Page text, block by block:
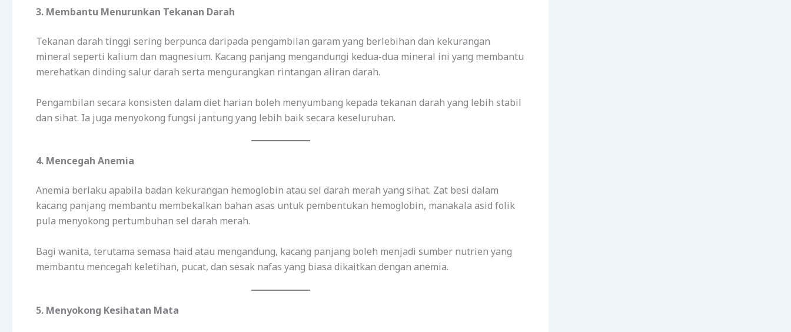
3. Membantu Menurunkan Tekanan Darah
Tekanan darah tinggi sering berpunca daripada pengambilan garam yang berlebihan dan kekurangan
mineral seperti kalium dan magnesium. Kacang panjang mengandungi kedua-dua mineral ini yang membantu
merehatkan dinding salur darah serta mengurangkan rintangan aliran darah.
Pengambilan secara konsisten dalam diet harian boleh menyumbang kepada tekanan darah yang lebih stabil
dan sihat. Ia juga menyokong fungsi jantung yang lebih baik secara keseluruhan.
4. Mencegah Anemia
Anemia berlaku apabila badan kekurangan hemoglobin atau sel darah merah yang sihat. Zat besi dalam
kacang panjang membantu membekalkan bahan asas untuk pembentukan hemoglobin, manakala asid folik
pula menyokong pertumbuhan sel darah merah.
Bagi wanita, terutama semasa haid atau mengandung, kacang panjang boleh menjadi sumber nutrien yang
membantu mencegah keletihan, pucat, dan sesak nafas yang biasa dikaitkan dengan anemia.
5. Menyokong Kesihatan Mata